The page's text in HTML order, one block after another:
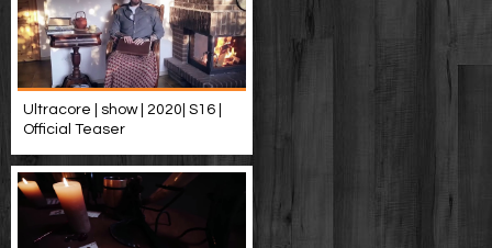
Ultracore | show | 2020| S16 |
Official Teaser